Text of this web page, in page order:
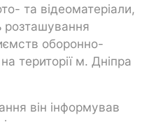
та відеоматеріали,
розташування
оборонно-
території м. Дніпра
він інформував